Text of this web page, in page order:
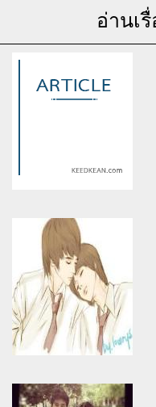
อ่านเ
Warning: Use of undefined
constant article_topic -
assumed 'article_topic' (this
will throw an Error in a future
version of PHP) in
/home/keedkean/domains/
on line534
จันทร์หลงเงา...ตะวัน
Warning: Use of undefined
constant article_topic -